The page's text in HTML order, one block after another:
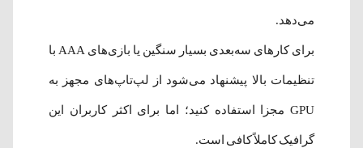
می‌دهد.
برای کارهای سه‌بعدی بسیار سنگین یا بازی‌های AAA با
تنظیمات بالا پیشنهاد می‌شود از لپ‌تاپ‌های مجهز به
GPU مجزا استفاده کنید؛ اما برای اکثر کاربران این
گرافیک کاملاً کافی است.